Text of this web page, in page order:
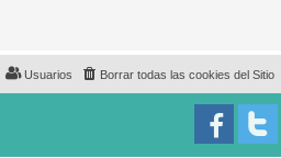
Borrar todas las cookies del Sitio
Usuarios